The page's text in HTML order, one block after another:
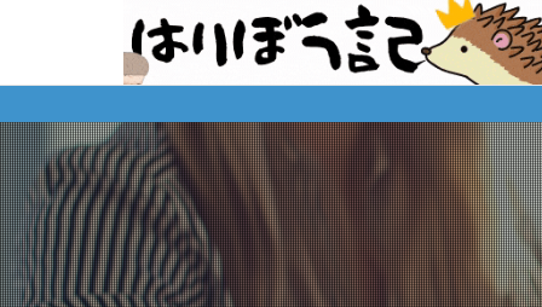
※購入先、ダウン